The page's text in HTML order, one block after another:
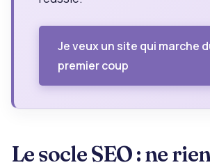
Je veux un site qui marche
premier coup
Le socle SEO : ne